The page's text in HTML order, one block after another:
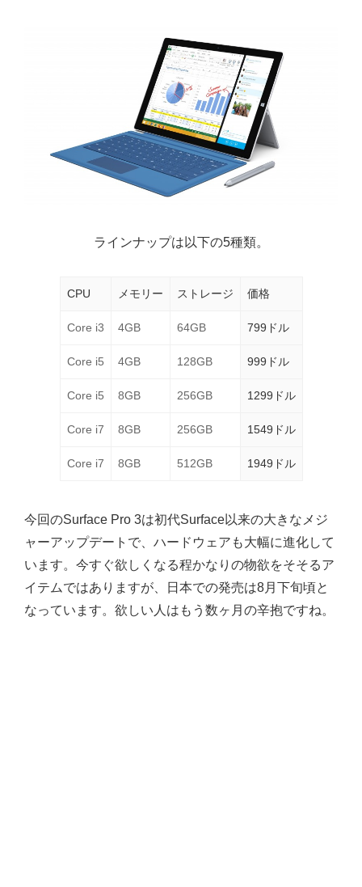
ラインナップは以下の5種類。
CPU メモリー ストレージ 価格
Core i3 4GB 64GB 799ドル
Core i5 4GB 128GB 999ドル
Core i5 8GB 256GB 1299ドル
Core i7 8GB 256GB 1549ドル
Core i7 8GB 512GB 1949ドル
今回のSurface Pro 3は初代Surface以来の大きなメジ
ャーアップデートで、ハードウェアも大幅に進化して
います。今すぐ欲しくなる程かなりの物欲をそそるア
イテムではありますが、日本での発売は8月下旬頃と
なっています。欲しい人はもう数ヶ月の辛抱ですね。